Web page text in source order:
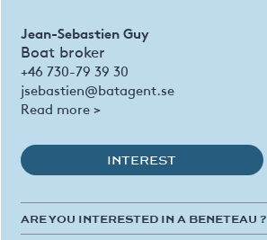
Jean-Sebastien Guy
Boat broker
+46 730-79 39 30
jsebastien@batagent.se
Read more >
INTEREST
ARE YOU INTERESTED IN A BENETEAU ?